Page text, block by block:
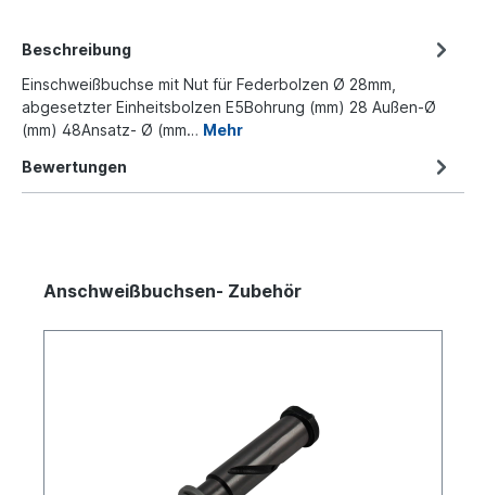
Beschreibung
Einschweißbuchse mit Nut für Federbolzen Ø 28mm,
abgesetzter Einheitsbolzen E5Bohrung (mm) 28 Außen-Ø
(mm) 48Ansatz- Ø (mm… Mehr
Bewertungen
Anschweißbuchsen- Zubehör